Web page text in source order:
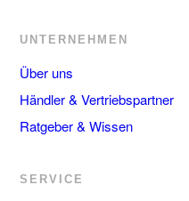
UNTERNEHMEN
Über uns
Händler & Vertriebspartner
Ratgeber & Wissen
SERVICE